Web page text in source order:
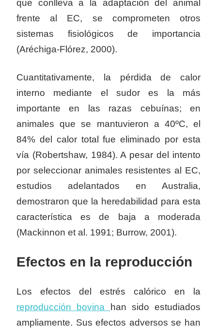
que conlleva a la adaptación del animal
frente al EC, se comprometen otros
sistemas fisiológicos de importancia
(Aréchiga-Flórez, 2000).
Cuantitativamente, la pérdida de calor
interno mediante el sudor es la más
importante en las razas cebuínas; en
animales que se mantuvieron a 40ºC, el
84% del calor total fue eliminado por esta
vía (Robertshaw, 1984). A pesar del intento
por seleccionar animales resistentes al EC,
estudios adelantados en Australia,
demostraron que la heredabilidad para esta
característica es de baja a moderada
(Mackinnon et al. 1991; Burrow, 2001).
Efectos en la reproducción
Los efectos del estrés calórico en la
reproducción bovina han sido estudiados
ampliamente. Sus efectos adversos se han